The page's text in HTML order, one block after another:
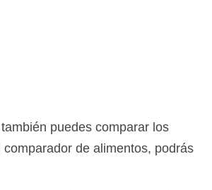
puedes comparar los
comparador de alimentos, podrás